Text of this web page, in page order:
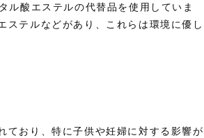
ル酸エステルの代替品を使用していま
ステルなどがあり、これらは環境に優し
ており、特に子供や妊婦に対する影響が